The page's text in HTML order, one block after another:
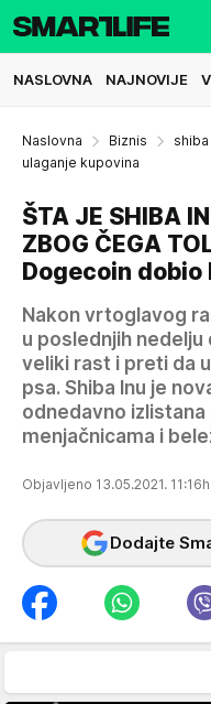
NASLOVNA NAJNOVIJE
Naslovna Biznis
ulaganje kupovina
ŠTA JE SHIBA
ZBOG ČEGA
Dogecoin dobio
Nakon vrtoglavog
u poslednjih
veliki rast i preti da
psa. Shiba Inu je
odnedavno izlistana
menjačnicama i
Objavljeno 13.05.2021. 11:16h
Dodajte